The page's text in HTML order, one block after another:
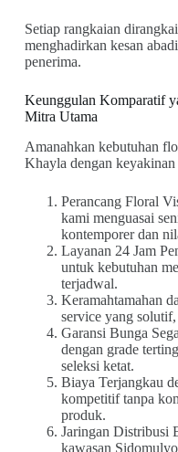
Setiap rangkaian
menghadirkan kesan
penerima.
Keunggulan Komparatif
Mitra Utama
Amanahkan kebutuhan
Khayla dengan
Perancang Floral
kami menguasai
kontemporer dan
Layanan 24 Jam
untuk kebutuhan
terjadwal.
Keramahtamahan
service yang
Garansi Bunga
dengan grade
seleksi ketat.
Biaya Terjangkau
kompetitif tanpa
produk.
Jaringan Distribusi
kawasan